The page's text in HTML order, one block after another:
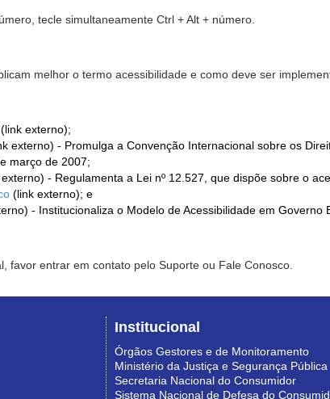
tecle simultaneamente Ctrl + Alt + número.
melhor o termo acessibilidade e como deve ser
(link externo);
externo) - Promulga a Convenção Internacional sobre os
março de 2007;
- Regulamenta a Lei nº 12.527, que dispõe sobre o
(link externo); e
- Institucionaliza o Modelo de Acessibilidade em Governo
favor entrar em contato pelo Suporte ou Fale Conosco.
Institucional
Órgãos Gestores e de Monitoramento
Ministério da Justiça e Segurança Pública
Secretaria Nacional do Consumidor
Sistema Nacional de Defesa do